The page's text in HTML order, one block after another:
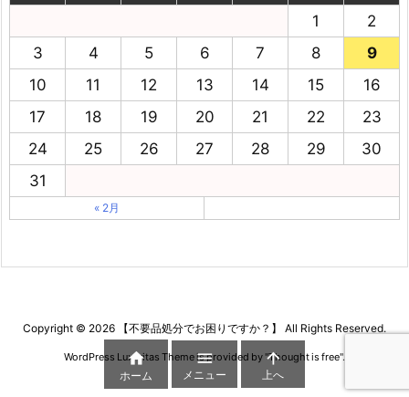
1
2
3
4 5 6 7 8
9
10
11 12 13 14 15
16
17
18 19 20 21 22
23
24
25 26 27 28 29
30
31
« 2月
Copyright © 2026 【不要品処分でお困りですか？】 All Rights Reserved.
WordPress Luxeritas Theme is provided by "Thought is free".

ホーム

メニュー

上へ